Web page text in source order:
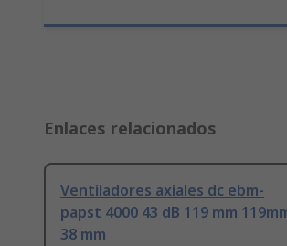
Enlaces relacionados
Ventiladores axiales dc ebm-
papst 4000 43 dB 119 mm
38 mm